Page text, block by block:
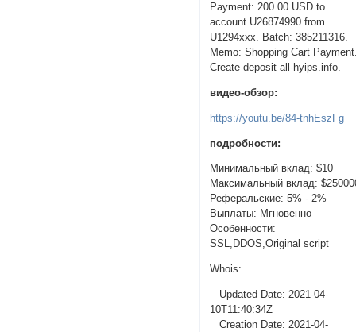
Payment: 200.00 USD to
account U26874990 from
U1294xxx. Batch: 385211316.
Memo: Shopping Cart
Create deposit all-hyips.info.
видео-обзор:
https://youtu.be/84-tnhEszFg
подробности:
Минимальный вклад: $10
Максимальный вклад:
Реферальские: 5% - 2%
Выплаты: Мгновенно
Особенности:
SSL,DDOS,Original script
Whois:
Updated Date: 2021-04-
10T11:40:34Z
Creation Date: 2021-04-